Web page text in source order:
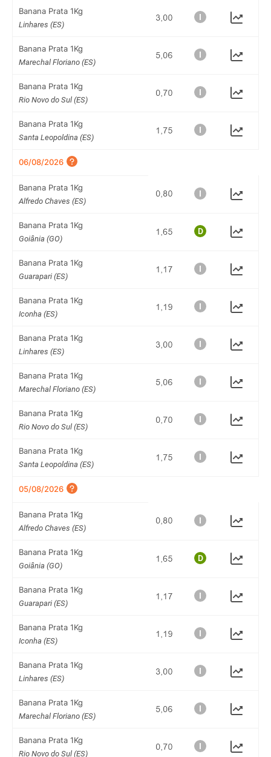
Banana Prata 1Kg
Linhares (ES)
Banana Prata 1Kg
Marechal Floriano (ES)
Banana Prata 1Kg
Rio Novo do Sul (ES)
Banana Prata 1Kg
Santa Leopoldina (ES)
06/08/2026
Banana Prata 1Kg
Alfredo Chaves (ES)
Banana Prata 1Kg
Goiânia (GO)
Banana Prata 1Kg
Guarapari (ES)
Banana Prata 1Kg
Iconha (ES)
Banana Prata 1Kg
Linhares (ES)
Banana Prata 1Kg
Marechal Floriano (ES)
Banana Prata 1Kg
Rio Novo do Sul (ES)
Banana Prata 1Kg
Santa Leopoldina (ES)
05/08/2026
Banana Prata 1Kg
Alfredo Chaves (ES)
Banana Prata 1Kg
Goiânia (GO)
Banana Prata 1Kg
Guarapari (ES)
Banana Prata 1Kg
Iconha (ES)
Banana Prata 1Kg
Linhares (ES)
Banana Prata 1Kg
Marechal Floriano (ES)
Banana Prata 1Kg
Rio Novo do Sul (ES)